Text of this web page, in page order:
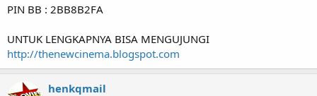
PIN BB : 2BB8B2FA
UNTUK LENGKAPNYA BISA MENGUJUNGI
http://thenewcinema.blogspot.com
henkqmail